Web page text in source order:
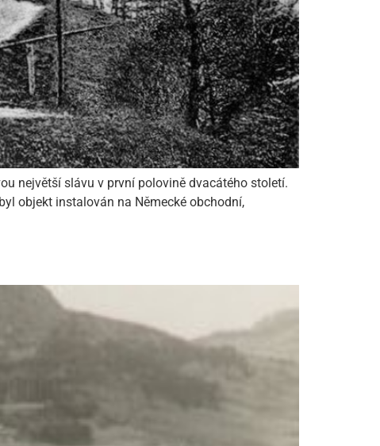
největší slávu v první polovině dvacátého století.
objekt instalován na Německé obchodní,